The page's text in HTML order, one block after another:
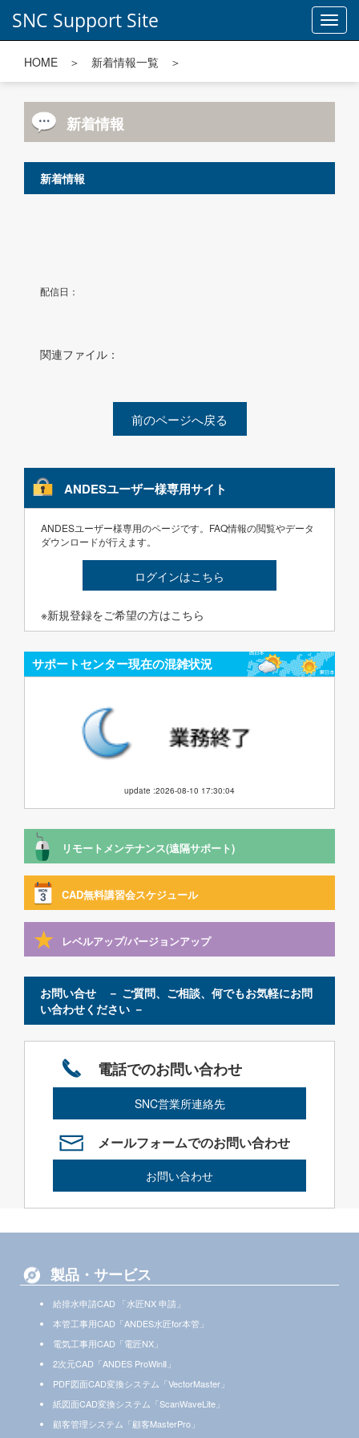
SNC Support Site
HOME ＞ 新着情報一覧 ＞
新着情報
新着情報
配信日：
関連ファイル：
前のページへ戻る
ANDESユーザー様専用サイト
ANDESユーザー様専用のページです。FAQ情報の閲覧やデータ
ダウンロードが行えます。
ログインはこちら
※新規登録をご希望の方はこちら
サポートセンター現在の混雑状況
update :2026-08-10 17:30:04
リモートメンテナンス(遠隔サポート)
CAD無料講習会スケジュール
レベルアップ/バージョンアップ
お問い合せ － ご質問、ご相談、何でもお気軽にお問
い合わせください －
電話でのお問い合わせ
SNC営業所連絡先
メールフォームでのお問い合わせ
お問い合わせ
製品・サービス
給排水申請CAD 「水匠NX 申請」
本管工事用CAD「ANDES水匠for本管」
電気工事用CAD「電匠NX」
2次元CAD「ANDES ProWinⅡ」
PDF図面CAD変換システム「VectorMaster」
紙図面CAD変換システム「ScanWaveLite」
顧客管理システム「顧客MasterPro」